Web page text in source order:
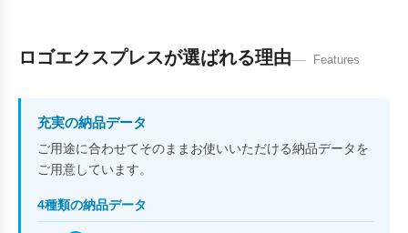
ロゴエクスプレスが選ばれる理由 Features
充実の納品データ
ご用途に合わせてそのままお使いいただける納品データを
ご用意しています。
4種類の納品データ